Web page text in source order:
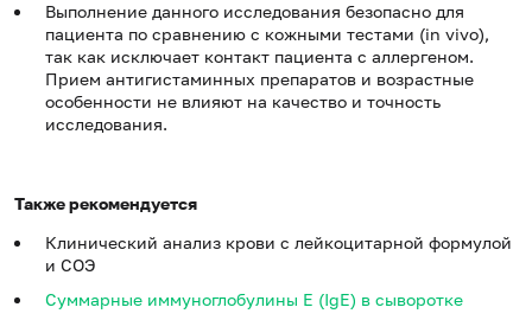
Выполнение данного исследования безопасно для
пациента по сравнению с кожными тестами (in vivo),
так как исключает контакт пациента с аллергеном.
Прием антигистаминных препаратов и возрастные
особенности не влияют на качество и точность
исследования.
Также рекомендуется
Клинический анализ крови с лейкоцитарной формулой
и СОЭ
Суммарные иммуноглобулины E (IgE) в сыворотке